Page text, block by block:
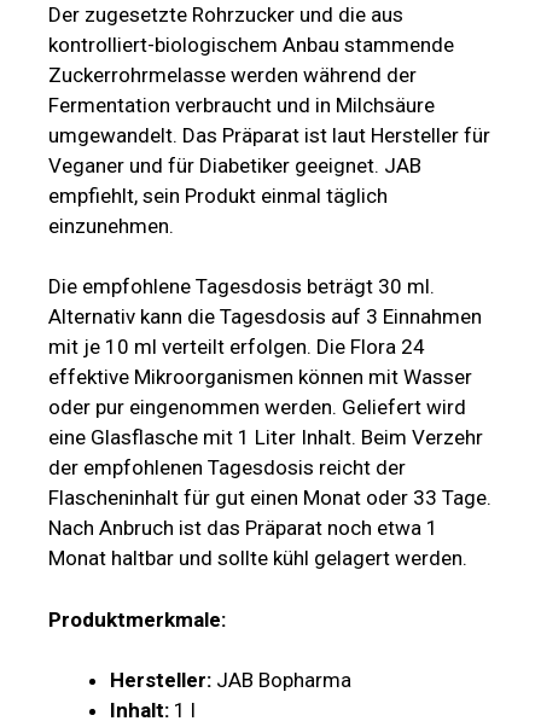
Der zugesetzte Rohrzucker und die aus
kontrolliert-biologischem Anbau stammende
Zuckerrohrmelasse werden während der
Fermentation verbraucht und in Milchsäure
umgewandelt. Das Präparat ist laut Hersteller für
Veganer und für Diabetiker geeignet. JAB
empfiehlt, sein Produkt einmal täglich
einzunehmen.
Die empfohlene Tagesdosis beträgt 30 ml.
Alternativ kann die Tagesdosis auf 3 Einnahmen
mit je 10 ml verteilt erfolgen. Die Flora 24
effektive Mikroorganismen können mit Wasser
oder pur eingenommen werden. Geliefert wird
eine Glasflasche mit 1 Liter Inhalt. Beim Verzehr
der empfohlenen Tagesdosis reicht der
Flascheninhalt für gut einen Monat oder 33 Tage.
Nach Anbruch ist das Präparat noch etwa 1
Monat haltbar und sollte kühl gelagert werden.
Produktmerkmale:
Hersteller: JAB Bopharma
Inhalt: 1 l